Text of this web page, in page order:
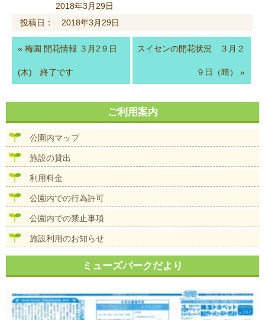
2018年3月29日
投稿日： 2018年3月29日
« 梅園 開花情報 ３月2９日
(木) 終了です
スイセンの開花状況 ３月２
９日（晴） »
ご利用案内
公園内マップ
施設の貸出
利用料金
公園内での行為許可
公園内での禁止事項
施設利用のお知らせ
ミューズパークだより